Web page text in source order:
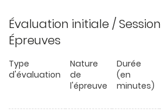
Évaluation initiale /
Épreuves
Type
d'évaluation
Nature
de
l'épreuve
Durée
(en
minutes)